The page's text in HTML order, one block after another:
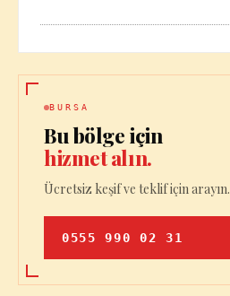
BURSA
Bu bölge için
hizmet alın.
Ücretsiz keşif ve teklif için arayın.
0555 990 02 31